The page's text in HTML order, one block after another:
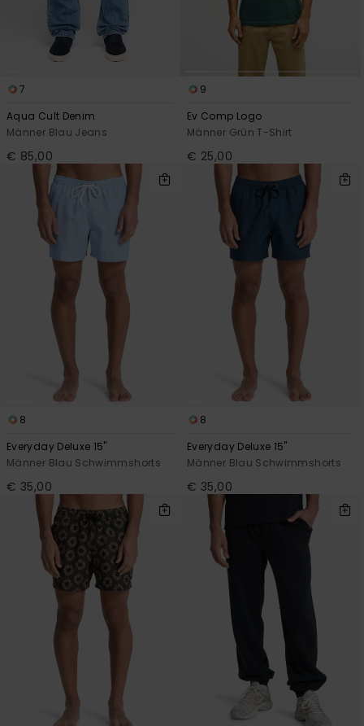
7
Aqua Cult Denim
Männer Blau Jeans
€ 85,00
9
Ev Comp Logo
Männer Grün T-Shirt
€ 25,00
8
Everyday Deluxe 15"
Männer Blau Schwimmshorts
€ 35,00
8
Everyday Deluxe 15"
Männer Blau Schwimmshorts
€ 35,00